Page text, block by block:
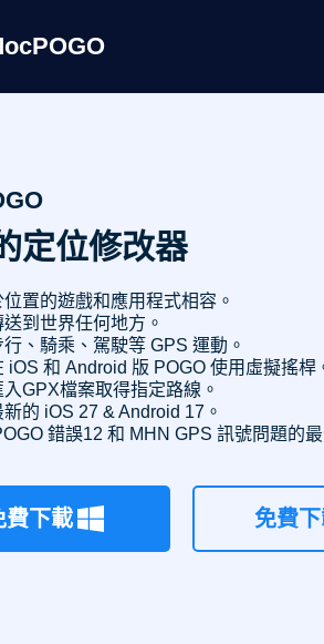
定位修改器
置的遊戲和應用程式相容。
到世界任何地方。
、騎乘、駕駛等 GPS 運動。
iOS 和 Android 版 POGO 使用虛擬搖桿
入GPX檔案取得指定路線。
新的 iOS 27 & Android 17。
錯誤12 和 MHN GPS 訊號問題的
費下載 免費